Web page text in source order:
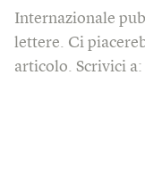
Internazionale
lettere. Ci
articolo. Scrivici a: